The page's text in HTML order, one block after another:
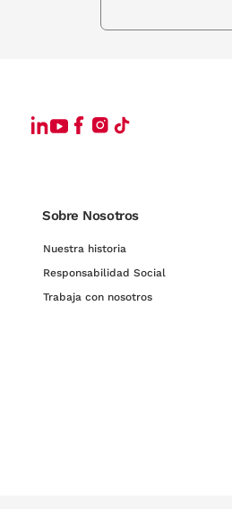
Sobre Nosotros
Nuestra historia
Responsabilidad Social
Trabaja con nosotros